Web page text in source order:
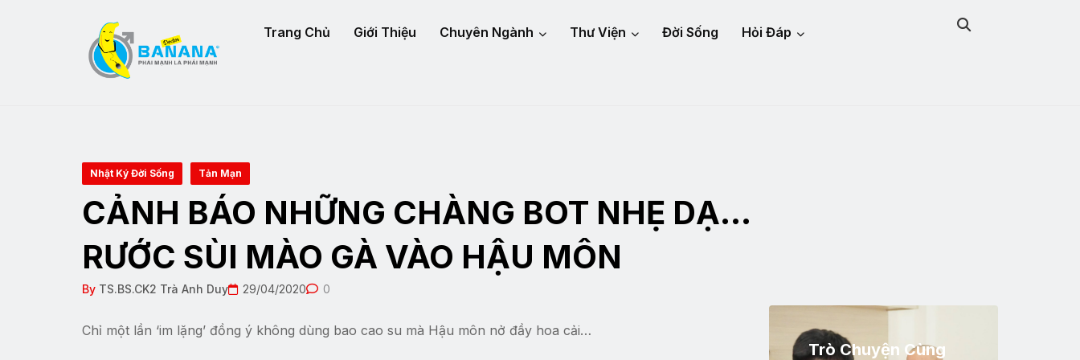
Trang Chủ Giới Thiệu Chuyên Ngành Thư Viện Đời Sống Hỏi Đáp
Nhật Ký Đời Sống Tản Mạn
CẢNH BÁO NHỮNG CHÀNG BOT NHẸ DẠ…
RƯỚC SÙI MÀO GÀ VÀO HẬU MÔN
By TS.BS.CK2 Trà Anh Duy 29/04/2020 0
Chỉ một lần ‘im lặng’ đồng ý không dùng bao cao su mà Hậu môn nở đầy hoa cải…
Trò Chuyện Cùng